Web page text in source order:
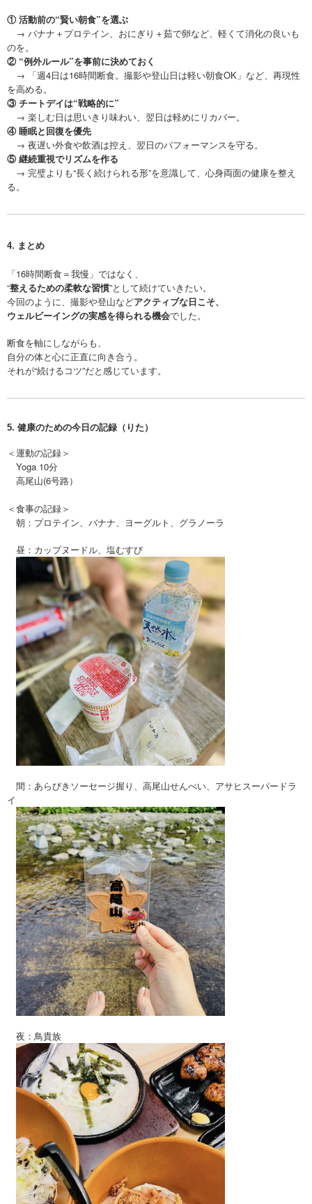
① 活動前の“賢い朝食”を選ぶ
→ バナナ＋プロテイン、おにぎり＋茹で卵など、軽くて消化の良いも
のを。
② “例外ルール”を事前に決めておく
→ 「週4日は16時間断食。撮影や登山日は軽い朝食OK」など、再現性
を高める。
③ チートデイは“戦略的に”
→ 楽しむ日は思いきり味わい、翌日は軽めにリカバー。
④ 睡眠と回復を優先
→ 夜遅い外食や飲酒は控え、翌日のパフォーマンスを守る。
⑤ 継続重視でリズムを作る
→ 完璧よりも“長く続けられる形”を意識して、心身両面の健康を整え
る。
4. まとめ
「16時間断食＝我慢」ではなく、
“整えるための柔軟な習慣”として続けていきたい。
今回のように、撮影や登山などアクティブな日こそ、
ウェルビーイングの実感を得られる機会でした。
断食を軸にしながらも、
自分の体と心に正直に向き合う。
それが“続けるコツ”だと感じています。
5. 健康のための今日の記録（りた）
＜運動の記録＞
Yoga 10分
高尾山(6号路）
＜食事の記録＞
朝：プロテイン、バナナ、ヨーグルト、グラノーラ
昼：カップヌードル、塩むすび
間：あらびきソーセージ握り、高尾山せんべい、アサヒスーパードラ
イ
夜：鳥貴族